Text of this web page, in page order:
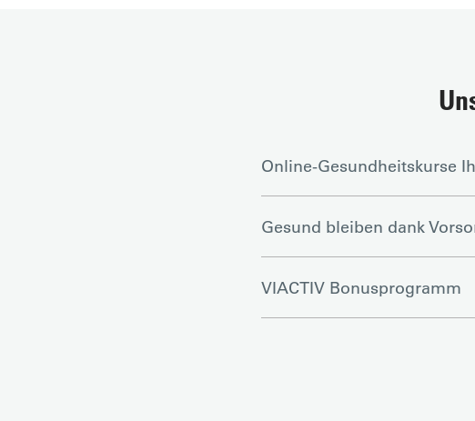
Online-Gesundheitskurse
Gesund bleiben dank
VIACTIV Bonusprogramm